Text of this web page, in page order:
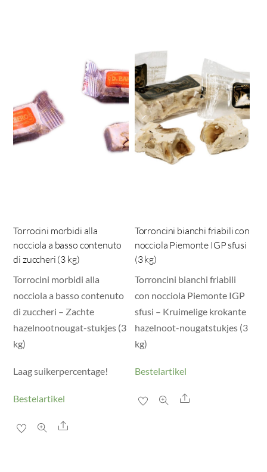
Torrocini morbidi alla
nocciola a basso contenuto
di zuccheri (3 kg)
Torrocini morbidi alla
nocciola a basso contenuto
di zuccheri – Zachte
hazelnootnougat-stukjes (3
kg)
Laag suikerpercentage!
Bestelartikel
Share
Torroncini bianchi friabili con
nocciola Piemonte IGP sfusi
(3 kg)
Torroncini bianchi friabili
con nocciola Piemonte IGP
sfusi – Kruimelige krokante
hazelnoot-nougatstukjes (3
kg)
Bestelartikel
Share